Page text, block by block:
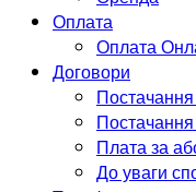
Оплата
Оплата
Договори
Постачання
Постачання
Плата за
До уваги